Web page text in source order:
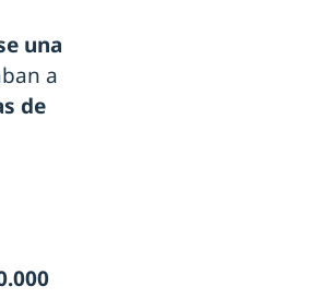
una
a
de